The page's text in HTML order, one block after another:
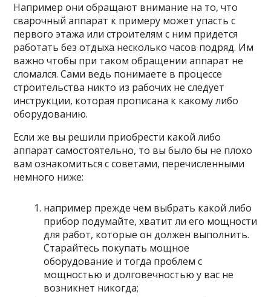
Например они обращают внимание на то, что
сварочный аппарат к примеру может упасть с
первого этажа или строителям с ним придется
работать без отдыха несколько часов подряд. Им
важно чтобы при таком обращении аппарат не
сломался. Сами ведь понимаете в процессе
строительства никто из рабочих не следует
инструкции, которая прописана к какому либо
оборудованию.
Если же вы решили приобрести какой либо
аппарат самостоятельно, то вы было бы не плохо
вам ознакомиться с советами, перечисленными
немного ниже:
например прежде чем выбрать какой либо
прибор подумайте, хватит ли его мощности
для работ, которые он должен выполнить.
Старайтесь покупать мощное
оборудование и тогда проблем с
мощностью и долговечностью у вас не
возникнет никогда;